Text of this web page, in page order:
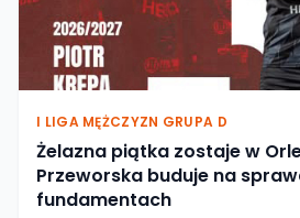
I LIGA MĘŻCZYZN GRUPA D
Żelazna piątka zostaje w
Przeworska buduje na
fundamentach